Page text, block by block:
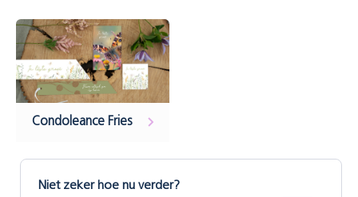
Condoleance Fries
Niet zeker hoe nu verder?